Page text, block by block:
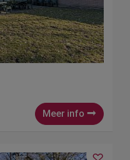
Meer info